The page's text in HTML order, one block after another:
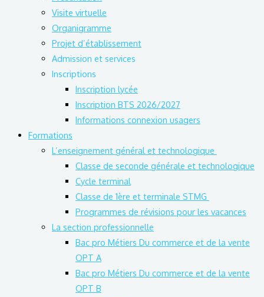
Visite virtuelle
Organigramme
Projet d’établissement
Admission et services
Inscriptions
Inscription lycée
Inscription BTS 2026/2027
Informations connexion usagers
Formations
L’enseignement général et technologique
Classe de seconde générale et technologique
Cycle terminal
Classe de 1ère et terminale STMG
Programmes de révisions pour les vacances
La section professionnelle
Bac pro Métiers Du commerce et de la vente
OPT A
Bac pro Métiers Du commerce et de la vente
OPT B